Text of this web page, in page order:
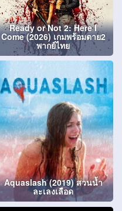
Ready or Not 2: Here I
Come (2026) เกมพร้อมตาย2
พากย์ไทย
Aquaslash (2019) สวนน้ำ
ละเลงเลือด